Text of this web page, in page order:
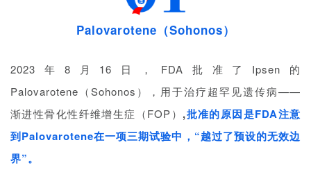
Palovarotene（Sohonos）
2023年8月16日，FDA批准了Ipsen的
Palovarotene（Sohonos）
，用于治疗超罕见遗传病——
渐进性骨化性纤维增生症（FOP） ,批准的原因是FDA注意
到Palovarotene在一项三期试验中，“越过了预设的无效边
界”。